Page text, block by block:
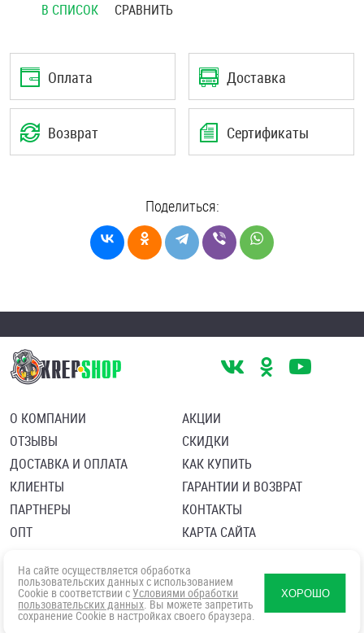
В СПИСОК СРАВНИТЬ
Оплата Доставка
Возврат Сертификаты
Поделиться:
О КОМПАНИИ
ОТЗЫВЫ
ДОСТАВКА И ОПЛАТА
КЛИЕНТЫ
ПАРТНЕРЫ
ОПТ
АКЦИИ
СКИДКИ
КАК КУПИТЬ
ГАРАНТИИ И ВОЗВРАТ
КОНТАКТЫ
КАРТА САЙТА
Политика в отношении обработки персональных данных
Согласие посетителя сайта на обработку персональных данны
На сайте осуществляется обработка
пользовательских данных с использованием
Cookie в соответствии с Условиями обработки
пользовательских данных. Вы можете запретить
сохранение Cookie в настройках своего браузера.
ХОРОШО